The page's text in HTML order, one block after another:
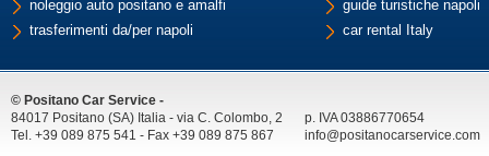
noleggio auto positano e amalfi
trasferimenti da/per napoli
guide turistiche napoli
car rental Italy
© Positano Car Service -
84017 Positano (SA) Italia - via C. Colombo, 2
Tel. +39 089 875 541 - Fax +39 089 875 867
p. IVA 03886770654
info@positanocarservice.com